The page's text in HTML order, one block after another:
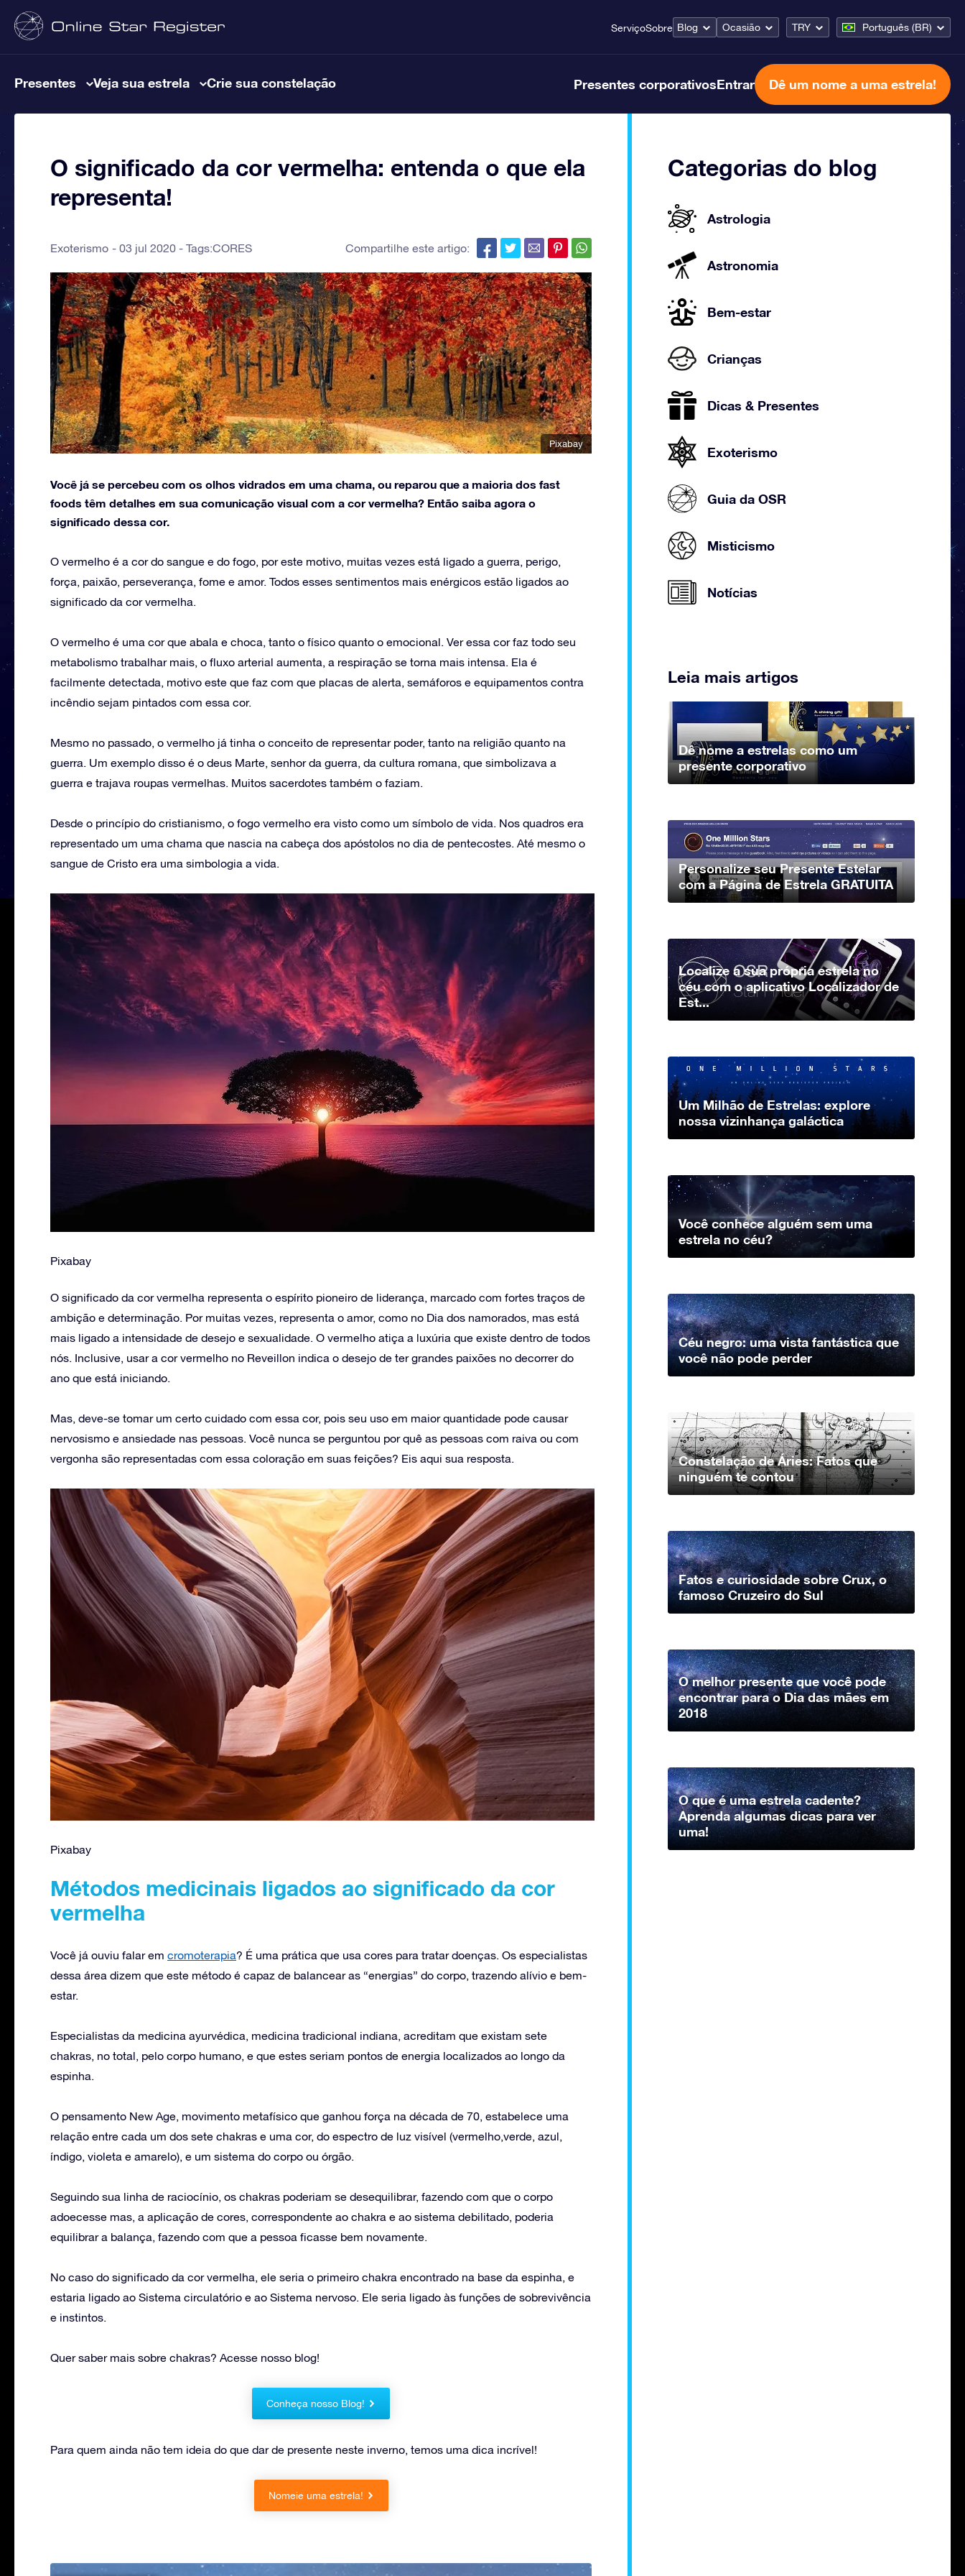
ServiçoSobre Blog Ocasião TRY Português (BR)
Presentes Veja sua estrela Crie sua constelação Presentes corporativosEntrar Dê um nome a uma estrela!
O significado da cor vermelha: entenda o que ela
representa!
Exoterismo 03 jul 2020 - Tags:CORES Compartilhe este artigo:
Pixabay
Você já se percebeu com os olhos vidrados em uma chama, ou reparou que a maioria dos fast
foods têm detalhes em sua comunicação visual com a cor vermelha? Então saiba agora o
significado dessa cor.
O vermelho é a cor do sangue e do fogo, por este motivo, muitas vezes está ligado a guerra, perigo,
força, paixão, perseverança, fome e amor. Todos esses sentimentos mais enérgicos estão ligados ao
significado da cor vermelha.
O vermelho é uma cor que abala e choca, tanto o físico quanto o emocional. Ver essa cor faz todo seu
metabolismo trabalhar mais, o fluxo arterial aumenta, a respiração se torna mais intensa. Ela é
facilmente detectada, motivo este que faz com que placas de alerta, semáforos e equipamentos contra
incêndio sejam pintados com essa cor.
Mesmo no passado, o vermelho já tinha o conceito de representar poder, tanto na religião quanto na
guerra. Um exemplo disso é o deus Marte, senhor da guerra, da cultura romana, que simbolizava a
guerra e trajava roupas vermelhas. Muitos sacerdotes também o faziam.
Desde o princípio do cristianismo, o fogo vermelho era visto como um símbolo de vida. Nos quadros era
representado um uma chama que nascia na cabeça dos apóstolos no dia de pentecostes. Até mesmo o
sangue de Cristo era uma simbologia a vida.
Pixabay
O significado da cor vermelha representa o espírito pioneiro de liderança, marcado com fortes traços de
ambição e determinação. Por muitas vezes, representa o amor, como no Dia dos namorados, mas está
mais ligado a intensidade de desejo e sexualidade. O vermelho atiça a luxúria que existe dentro de todos
nós. Inclusive, usar a cor vermelho no Reveillon indica o desejo de ter grandes paixões no decorrer do
ano que está iniciando.
Mas, deve-se tomar um certo cuidado com essa cor, pois seu uso em maior quantidade pode causar
nervosismo e ansiedade nas pessoas. Você nunca se perguntou por quê as pessoas com raiva ou com
vergonha são representadas com essa coloração em suas feições? Eis aqui sua resposta.
Pixabay
Métodos medicinais ligados ao significado da cor
vermelha
Você já ouviu falar em cromoterapia? É uma prática que usa cores para tratar doenças. Os especialistas
dessa área dizem que este método é capaz de balancear as “energias” do corpo, trazendo alívio e bem-
estar.
Especialistas da medicina ayurvédica, medicina tradicional indiana, acreditam que existam sete
chakras, no total, pelo corpo humano, e que estes seriam pontos de energia localizados ao longo da
espinha.
O pensamento New Age, movimento metafísico que ganhou força na década de 70, estabelece uma
relação entre cada um dos sete chakras e uma cor, do espectro de luz visível (vermelho,verde, azul,
índigo, violeta e amarelo), e um sistema do corpo ou órgão.
Seguindo sua linha de raciocínio, os chakras poderiam se desequilibrar, fazendo com que o corpo
adoecesse mas, a aplicação de cores, correspondente ao chakra e ao sistema debilitado, poderia
equilibrar a balança, fazendo com que a pessoa ficasse bem novamente.
No caso do significado da cor vermelha, ele seria o primeiro chakra encontrado na base da espinha, e
estaria ligado ao Sistema circulatório e ao Sistema nervoso. Ele seria ligado às funções de sobrevivência
e instintos.
Quer saber mais sobre chakras? Acesse nosso blog!
Conheça nosso Blog!
Para quem ainda não tem ideia do que dar de presente neste inverno, temos uma dica incrível!
Nomeie uma estrela!
Categorias do blog
Astrologia
Astronomia
Bem-estar
Crianças
Dicas & Presentes
Exoterismo
Guia da OSR
Misticismo
Notícias
Leia mais artigos
Dê nome a estrelas como um
presente corporativo
Personalize seu Presente Estelar
com a Página de Estrela GRATUITA
Localize a sua própria estrela no
céu com o aplicativo Localizador de
Est...
Um Milhão de Estrelas: explore
nossa vizinhança galáctica
Você conhece alguém sem uma
estrela no céu?
Céu negro: uma vista fantástica que
você não pode perder
Constelação de Áries: Fatos que
ninguém te contou
Fatos e curiosidade sobre Crux, o
famoso Cruzeiro do Sul
O melhor presente que você pode
encontrar para o Dia das mães em
2018
O que é uma estrela cadente?
Aprenda algumas dicas para ver
uma!